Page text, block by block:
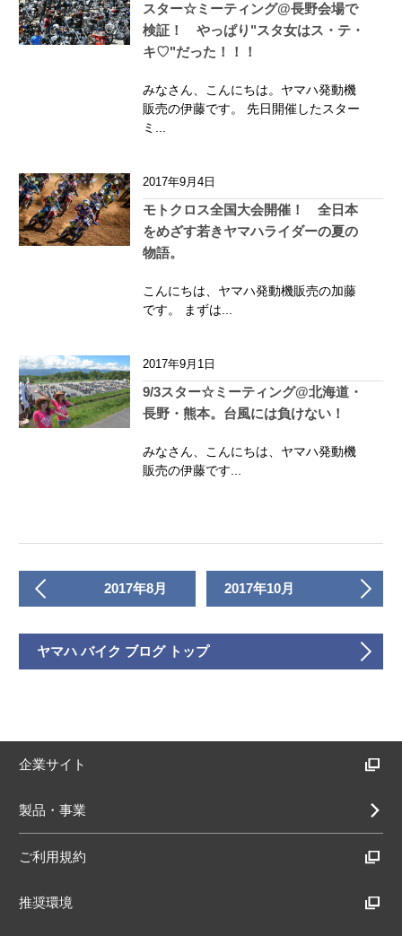
スター☆︎ミーティング@長野会場で
検証！ やっぱり"スタ女はス・テ・
キ♡"だった！！！
みなさん、こんにちは。ヤマハ発動機
販売の伊藤です。 先日開催したスター
ミ...
2017年9月4日
モトクロス全国大会開催！ 全日本
をめざす若きヤマハライダーの夏の
物語。
こんにちは、ヤマハ発動機販売の加藤
です。 まずは...
2017年9月1日
9/3スター☆ミーティング@北海道・
長野・熊本。台風には負けない！
みなさん、こんにちは、ヤマハ発動機
販売の伊藤です...
2017年8月 2017年10月
ヤマハ バイク ブログ トップ
企業サイト
製品・事業
ご利用規約
推奨環境